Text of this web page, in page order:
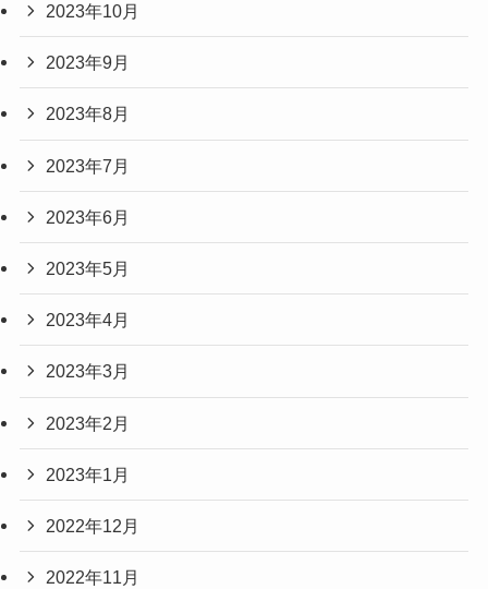
2023年10月
2023年9月
2023年8月
2023年7月
2023年6月
2023年5月
2023年4月
2023年3月
2023年2月
2023年1月
2022年12月
2022年11月